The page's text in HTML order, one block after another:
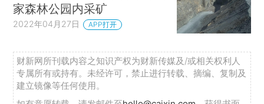
家森林公园内采矿
2022年04月27日 APP打开
财新网所刊载内容之知识产权为财新传媒及/或相关权利人
专属所有或持有。未经许可，禁止进行转载、摘编、复制及
建立镜像等任何使用。